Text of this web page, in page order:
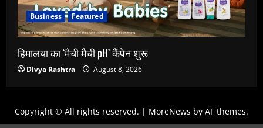
Business Featured
हिमालया का ‘मैची मैची pH’ कैंपेन शुरू
Divya Rashtra August 8, 2026
Copyright © All rights reserved. | MoreNews by AF themes.